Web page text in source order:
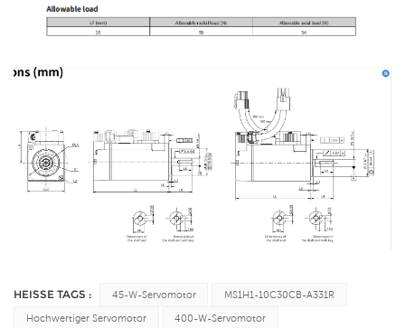
HEISSE TAGS : 45-W-Servomotor MS1H1-10C30CB-A331R
Hochwertiger Servomotor 400-W-Servomotor